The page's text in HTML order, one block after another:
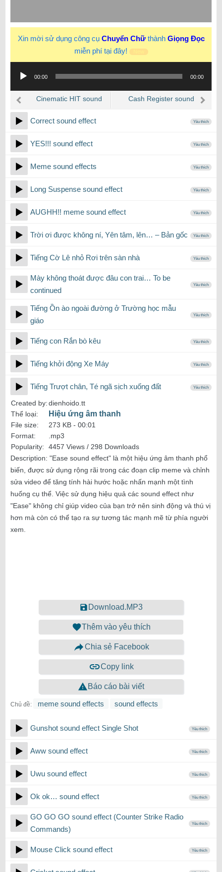
Xin mời sử dụng công cụ Chuyển Chữthành Giọng Đọc
miễn phí tại đây!
phát
âm
thanh
00:00 00:00
Cinematic HIT sound
Cash Register sound
Correct sound effect Yêu thích
YES!!! sound effect Yêu thích
Meme sound effects Yêu thích
Long Suspense sound effect Yêu thích
AUGHH!! meme sound effect Yêu thích
Trời ơi được không ní, Yên tâm, lên… – Bản gốc Yêu thích
Tiếng Cờ Lê nhỏ Rơi trên sàn nhà Yêu thích
Mày không thoát được đâu con trai… To be
continued
Yêu thích
Tiếng Ồn ào ngoài đường ở Trường học mẫu
giáo
Yêu thích
Tiếng con Rắn bò kêu Yêu thích
Tiếng khởi động Xe Máy Yêu thích
Tiếng Trượt chân, Té ngã sịch xuống đất Yêu thích
Created by:dienhoido.tt
Thể loại:
Hiệu ứng âm thanh
File size: 273 KB - 00:01
Format:
.mp3
Popularity:
4457 Views / 298 Downloads
Description: "Ease sound effect" là một hiệu ứng âm thanh phổ
biến, được sử dụng rộng rãi trong các đoạn clip meme và chỉnh
sửa video để tăng tính hài hước hoặc nhấn mạnh một tình
huống cụ thể. Việc sử dụng hiệu quả các sound effect như
"Ease" không chỉ giúp video của bạn trở nên sinh động và thú vị
hơn mà còn có thể tạo ra sự tương tác mạnh mẽ từ phía người
xem.
Download.MP3
Thêm vào yêu thích
Chia sẻ Facebook
Copy link
Báo cáo bài viết
Chủ đề: meme sound effects sound effects
Gunshot sound effect Single Shot Yêu thích
Aww sound effect Yêu thích
Uwu sound effect Yêu thích
Ok ok… sound effect Yêu thích
GO GO GO sound effect (Counter Strike Radio
Commands)
Yêu thích
Mouse Click sound effect Yêu thích